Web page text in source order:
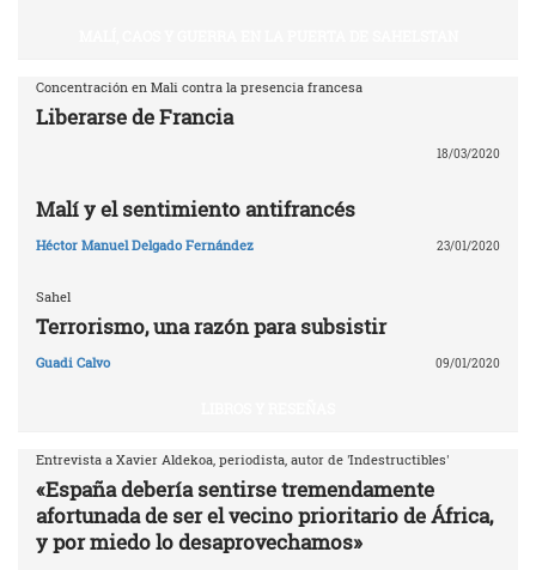
Concentración en Mali contra la presencia francesa
Liberarse de Francia
18/03/2020
Malí y el sentimiento antifrancés
Héctor Manuel Delgado Fernández 23/01/2020
Sahel
Terrorismo, una razón para subsistir
Guadi Calvo 09/01/2020
Entrevista a Xavier Aldekoa, periodista, autor de 'Indestructibles'
«España debería sentirse tremendamente
afortunada de ser el vecino prioritario de África,
y por miedo lo desaprovechamos»